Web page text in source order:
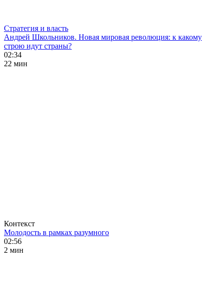
Стратегия и власть
Андрей Школьников. Новая мировая революция: к какому
строю идут страны?
02:34
22 мин
Контекст
Молодость в рамках разумного
02:56
2 мин